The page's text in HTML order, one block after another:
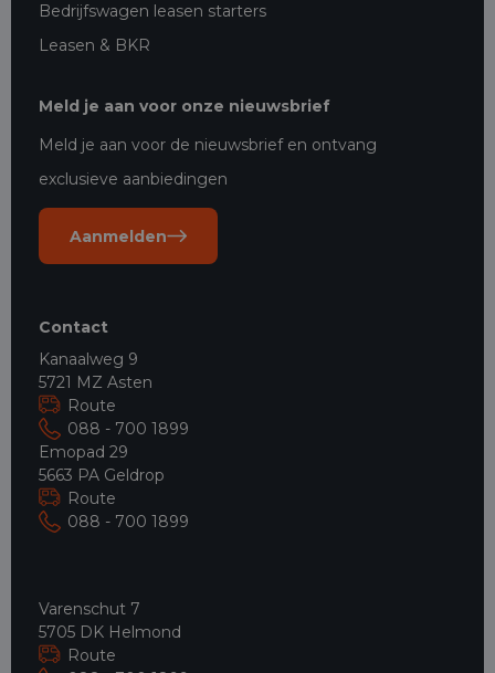
Bedrijfswagen leasen starters
Leasen & BKR
Meld je aan voor onze nieuwsbrief
Meld je aan voor de nieuwsbrief en ontvang
exclusieve aanbiedingen
Aanmelden
Contact
Kanaalweg 9
5721 MZ Asten
Route
088 - 700 1899
Emopad 29
5663 PA Geldrop
Route
088 - 700 1899
Varenschut 7
5705 DK Helmond
Route